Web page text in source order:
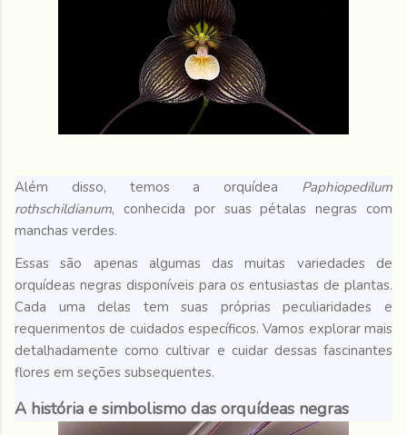
Além disso, temos a orquídea Paphiopedilum
rothschildianum, conhecida por suas pétalas negras com
manchas verdes.
Essas são apenas algumas das muitas variedades de
orquídeas negras disponíveis para os entusiastas de plantas.
Cada uma delas tem suas próprias peculiaridades e
requerimentos de cuidados específicos. Vamos explorar mais
detalhadamente como cultivar e cuidar dessas fascinantes
flores em seções subsequentes.
A história e simbolismo das orquídeas negras